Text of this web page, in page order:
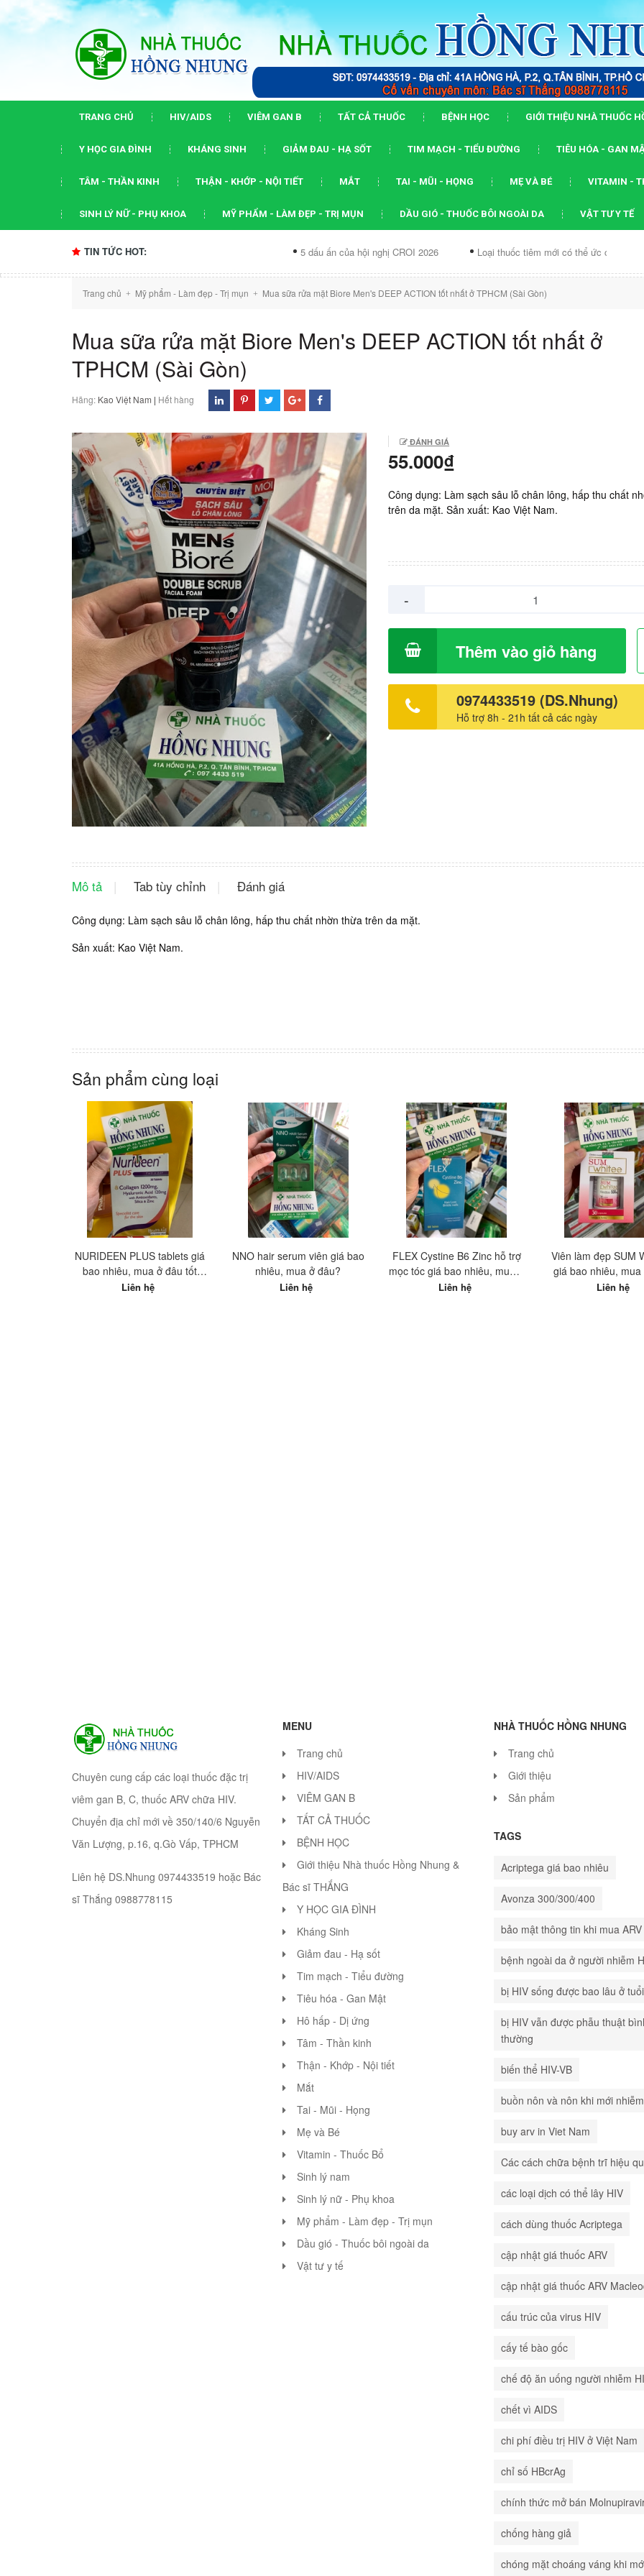
TRANG CHỦ HIV/AIDS VIÊM GAN B TẤT CẢ THUỐC BỆNH HỌC GIỚI THIỆU NHÀ THUỐC
Y HỌC GIA ĐÌNH KHÁNG SINH GIẢM ĐAU - HẠ SỐT TIM MẠCH - TIỂU ĐƯỜNG TIÊU HÓA - GAN
TÂM - THẦN KINH THẬN - KHỚP - NỘI TIẾT MẮT TAI - MŨI - HỌNG MẸ VÀ BÉ VITAMIN -
SINH LÝ NỮ - PHỤ KHOA MỸ PHẨM - LÀM ĐẸP - TRỊ MỤN DẦU GIÓ - THUỐC BÔI NGOÀI DA VẬT TƯ Y TẾ
TIN TỨC HOT: 5 dấu ấn của hội nghị CROI 2026 Loại thuốc tiêm mới có thể ức chế... Dạng
Trang chủ + Mỹ phẩm - Làm đẹp - Trị mụn + Mua sữa rửa mặt Biore Men's DEEP ACTION tốt nhất ở TPHCM (Sài Gòn)
Mua sữa rửa mặt Biore Men's DEEP ACTION tốt nhất ở
TPHCM (Sài Gòn)
Hãng: Kao Việt Nam | Hết hàng
ĐÁNH GIÁ
55.000₫
Công dụng: Làm sạch sâu lỗ chân lông, hấp thu chất
trên da mặt. Sản xuất: Kao Việt Nam.
-
Thêm vào giỏ hàng
0974433519 (DS.Nhung)
Hỗ trợ 8h - 21h tất cả các ngày
Mô tả Tab tùy chỉnh Đánh giá
Công dụng: Làm sạch sâu lỗ chân lông, hấp thu chất nhờn thừa trên da mặt.
Sản xuất: Kao Việt Nam.
Sản phẩm cùng loại
NURIDEEN PLUS tablets giá
bao nhiêu, mua ở đâu tốt
nhất?
Liên hệ
NNO hair serum viên giá bao
nhiêu, mua ở đâu?
Liên hệ
FLEX Cystine B6 Zinc hỗ trợ
mọc tóc giá bao nhiêu, mua ở
đâu?
Liên hệ
Viên làm đẹp SUM
giá bao nhiêu, mua
Liên hệ
Chuyên cung cấp các loại thuốc đặc trị
viêm gan B, C, thuốc ARV chữa HIV.
Chuyển địa chỉ mới về 350/140/6 Nguyễn
Văn Lượng, p.16, q.Gò Vấp, TPHCM
Liên hệ DS.Nhung 0974433519 hoặc Bác
sĩ Thắng 0988778115
MENU
Trang chủ
HIV/AIDS
VIÊM GAN B
TẤT CẢ THUỐC
BỆNH HỌC
Giới thiệu Nhà thuốc Hồng Nhung &
Bác sĩ THẮNG
Y HỌC GIA ĐÌNH
Kháng Sinh
Giảm đau - Hạ sốt
Tim mạch - Tiểu đường
Tiêu hóa - Gan Mật
Hô hấp - Dị ứng
Tâm - Thần kinh
Thận - Khớp - Nội tiết
Mắt
Tai - Mũi - Họng
Mẹ và Bé
Vitamin - Thuốc Bổ
Sinh lý nam
Sinh lý nữ - Phụ khoa
Mỹ phẩm - Làm đẹp - Trị mụn
Dầu gió - Thuốc bôi ngoài da
Vật tư y tế
NHÀ THUỐC HỒNG NHUNG
Trang chủ
Giới thiệu
Sản phẩm
TAGS
Acriptega giá bao nhiêu
Avonza 300/300/400
bảo mật thông tin khi mua ARV
bệnh ngoài da ở người nhiễm
bị HIV sống được bao lâu ở
bị HIV vẫn được phẫu thuật
thường
biến thể HIV-VB
buồn nôn và nôn khi mới
buy arv in Viet Nam
Các cách chữa bệnh trĩ hiệu
các loại dịch có thể lây HIV
cách dùng thuốc Acriptega
cập nhật giá thuốc ARV
cập nhật giá thuốc ARV
cấu trúc của virus HIV
cấy tế bào gốc
chế độ ăn uống người nhiễm
chết vì AIDS
chi phí điều trị HIV ở Việt Nam
chỉ số HBcrAg
chính thức mở bán
chống hàng giả
chóng mặt choáng váng khi